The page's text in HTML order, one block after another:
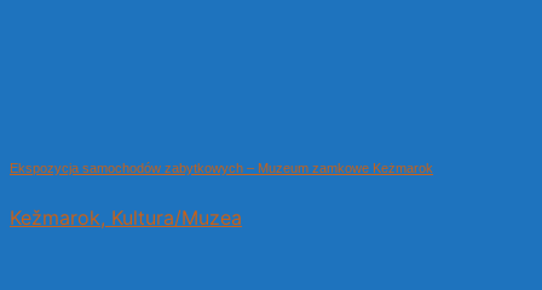
Ekspozycja samochodów zabytkowych – Muzeum zamkowe Keżmarok
Kežmarok, Kultura/Muzea